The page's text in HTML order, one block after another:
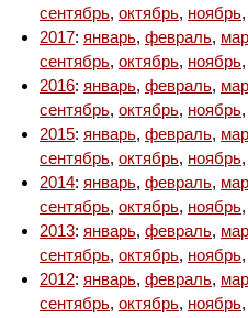
сентябрь, октябрь, ноябрь
2017: январь, февраль,
сентябрь, октябрь, ноябрь
2016: январь, февраль,
сентябрь, октябрь, ноябрь
2015: январь, февраль,
сентябрь, октябрь, ноябрь
2014: январь, февраль,
сентябрь, октябрь, ноябрь
2013: январь, февраль,
сентябрь, октябрь, ноябрь
2012: январь, февраль,
сентябрь, октябрь, ноябрь